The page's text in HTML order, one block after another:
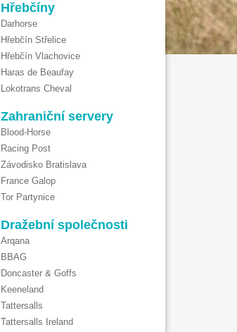
Hřebčíny
Darhorse
Hřebčín Střelice
Hřebčín Vlachovice
Haras de Beaufay
Lokotrans Cheval
Zahraniční servery
Blood-Horse
Racing Post
Závodisko Bratislava
France Galop
Tor Partynice
Dražební společnosti
Arqana
BBAG
Doncaster & Goffs
Keeneland
Tattersalls
Tattersalls Ireland